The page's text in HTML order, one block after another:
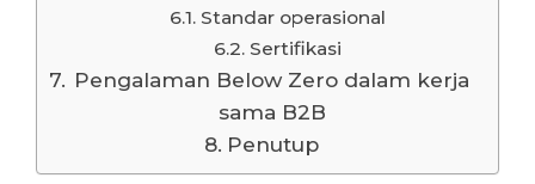
Standar operasional
Sertifikasi
Pengalaman Below Zero dalam kerja
sama B2B
Penutup